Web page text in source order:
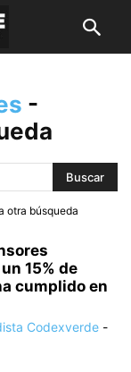
-
otra búsqueda
15% de
cumplido en
Codexverde -